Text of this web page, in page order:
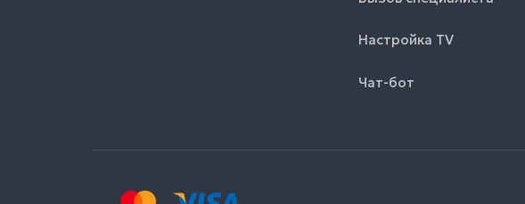
Настройка TV
Чат-бот